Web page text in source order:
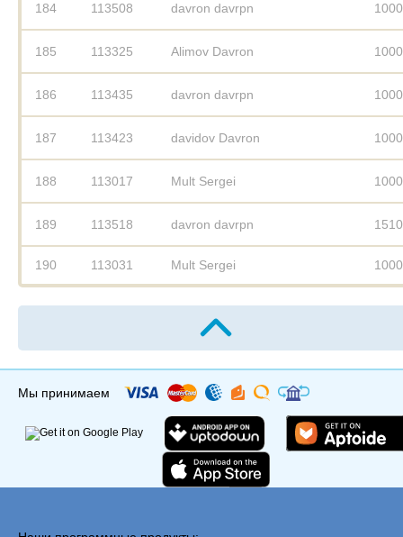
184 113508 davron davrpn
185 113325 Alimov Davron
186 113435 davron davrpn
187 113423 davidov Davron
188 113017 Mult Sergei
189 113518 davron davrpn
190 113031 Mult Sergei
Мы принимаем